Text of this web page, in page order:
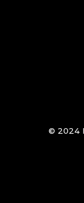
© 2024